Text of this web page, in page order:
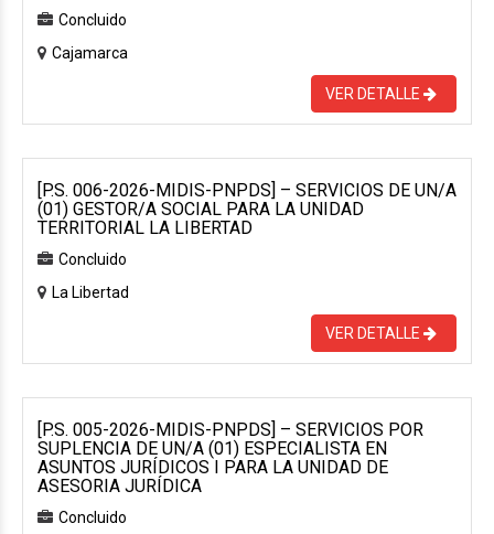
Concluido
Cajamarca
VER DETALLE
[P.S. 006-2026-MIDIS-PNPDS] – SERVICIOS DE UN/A
(01) GESTOR/A SOCIAL PARA LA UNIDAD
TERRITORIAL LA LIBERTAD
Concluido
La Libertad
VER DETALLE
[P.S. 005-2026-MIDIS-PNPDS] – SERVICIOS POR
SUPLENCIA DE UN/A (01) ESPECIALISTA EN
ASUNTOS JURÍDICOS I PARA LA UNIDAD DE
ASESORIA JURÍDICA
Concluido